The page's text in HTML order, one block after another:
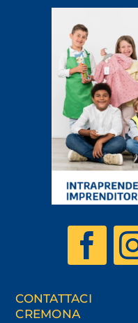
CONTATTACI
CREMONA